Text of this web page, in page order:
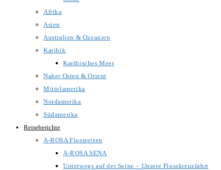
Afrika
Asien
Australien & Ozeanien
Karibik
Karibisches Meer
Naher Osten & Orient
Mittelamerika
Nordamerika
Südamerika
Reiseberichte
A-ROSA Flussreisen
A-ROSA SENA
Unterwegs auf der Seine – Unsere Flusskreuzfahrt